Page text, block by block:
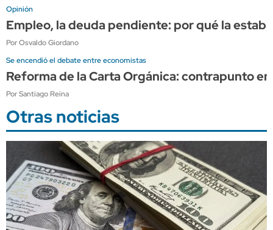
Opinión
Empleo, la deuda pendiente: por qué la
Por Osvaldo Giordano
Se encendió el debate entre economistas
Reforma de la Carta Orgánica: contrapunto
Por Santiago Reina
Otras noticias